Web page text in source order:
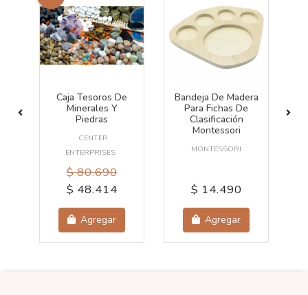
Caja Tesoros De
Minerales Y
Piedras
CENTER
ENTERPRISES
$ 80.690
$ 48.414
Agregar
Bandeja De Madera
Para Fichas De
Clasificación
Montessori
MONTESSORI
$ 14.490
Agregar